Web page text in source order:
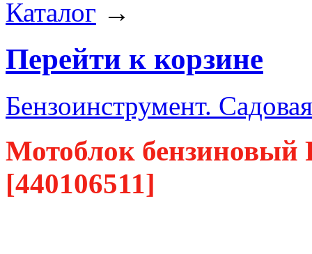
Каталог →
Перейти к корзине
Бензоинструмент.
Мотоблок бензиновый
[440106511]